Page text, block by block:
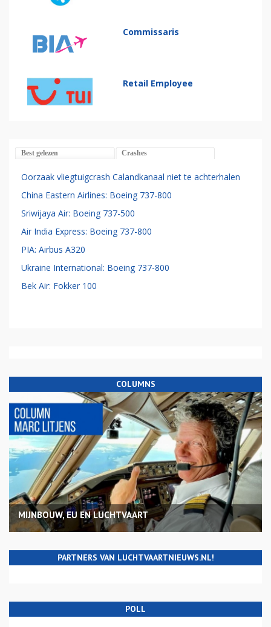
Commissaris
Retail Employee
Best gelezen Crashes
Oorzaak vliegtuigcrash Calandkanaal niet te achterhalen
China Eastern Airlines: Boeing 737-800
Sriwijaya Air: Boeing 737-500
Air India Express: Boeing 737-800
PIA: Airbus A320
Ukraine International: Boeing 737-800
Bek Air: Fokker 100
COLUMNS
MIJNBOUW, EU EN LUCHTVAART
PARTNERS VAN LUCHTVAARTNIEUWS.NL!
POLL